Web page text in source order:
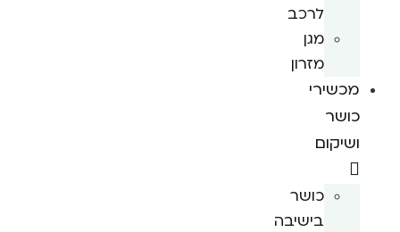
לרכב
מגן
מזרון
מכשירי
כושר
ושיקום
כושר
בישיבה